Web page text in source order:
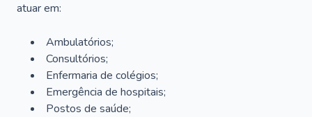
atuar em:
Ambulatórios;
Consultórios;
Enfermaria de colégios;
Emergência de hospitais;
Postos de saúde;